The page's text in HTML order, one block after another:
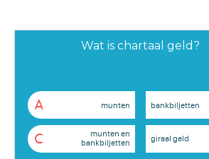
Wat is chartaal geld?
A munten bankbiljetten
C
munten en
bankbiljetten
giraal geld